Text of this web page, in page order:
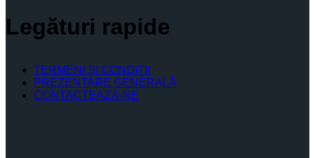
Legături rapide
TERMENI ŞI CONDIŢII
PREZENTARE GENERALĂ
CONTACTEAZĂ-NE